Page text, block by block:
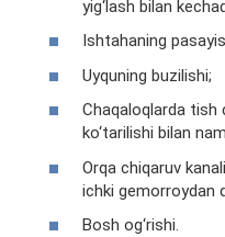
yig‘lash bilan
Ishtahaning
Uyquning buzilishi;
Chaqaloqlarda tish
ko‘tarilishi bilan
Orqa chiqaruv
ichki gemorroydan
Bosh og‘rishi.